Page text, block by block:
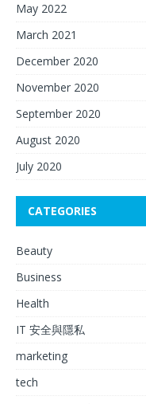
May 2022
March 2021
December 2020
November 2020
September 2020
August 2020
July 2020
CATEGORIES
Beauty
Business
Health
IT 安全與隱私
marketing
tech